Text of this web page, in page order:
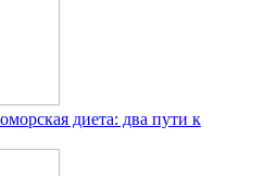
диета: два пути к